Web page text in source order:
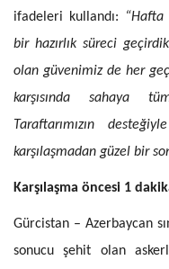
ifadeleri kullandı:
bir hazırlık süreci
olan güvenimiz de her
karşısında sahaya
Taraftarımızın
karşılaşmadan güzel bir
Karşılaşma öncesi 1
Gürcistan – Azerbaycan
sonucu şehit olan